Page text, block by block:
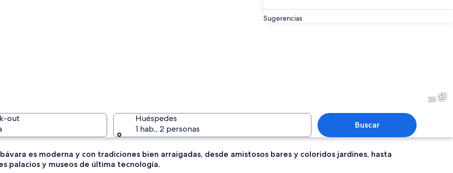
Sugerencias
25
out
Huéspedes
1 hab., 2 personas
Buscar
es moderna y con tradiciones bien arraigadas, desde amistosos bares y coloridos jardines, hasta
palacios y museos de última tecnología.